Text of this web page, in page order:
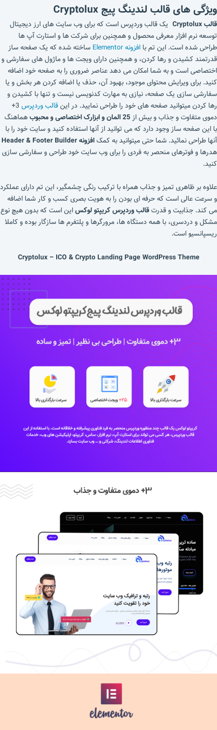
ویژگی های قالب لندینگ پیج Cryptolux
قالب Cryptolux
یک قالب وردپرس است که برای وب سایت های ارز دیجیتال
توسعه نرم افزار معرفی محصول و همچنین برای شرکت ها و استارت آپ ها
طراحی شده است. این تم با افزونه Elementor
ساخته شده که یک صفحه ساز
قدرتمند کشیدن و رها کردن، و همچنین دارای ویجت ها و ماژول های سفارشی و
اختصاصی است و به شما امکان می دهد عناصر ضروری را به صفحه خود اضافه
کنید. برای ویرایش محتوای موجود، بهبود آن، حذف یا اضافه کردن هر بخش و یا
سفارشی‌ سازی یک صفحه، نیازی به مهارت کدنویسی نیست و تنها با کشیدن و
رها کردن میتوانید صفحه های خود را طراحی نمایید. در اینقالب وردپرس 3+
دموی متفاوت و جذاب و بیش از 25 المان و ابزارک اختصاصی و محبوب
هماهنگ
با این صفحه ساز وجود دارد که می توانید از آنها استفاده کنید و سایت خود را با
آنها طراحی نمائید. شما حتی میتوانید به کمکافزونه Header & Footer Builder
هدرها و فوترهای منحصر به فردی را برای وب سایت خود طراحی و سفارشی سازی
کنید.
علاوه بر ظاهری تمیز و جذاب همراه با ترکیب رنگی چشمگیر، این تم دارای عملکرد
و سرعت عالی است که حرفه ای بودن را به هویت بصری کسب و کار شما اضافه
می کند. جذابیت و قدرتقالب وردپرس کریپتو لوکساین است که بدون هیچ نوع
مشکل و دردسری، با همه دستگاه ها، مرورگرها و پلتفرم ها سازگار بوده و کاملا
ریسپانسیو است.
Cryptolux – ICO & Crypto Landing Page WordPress Theme